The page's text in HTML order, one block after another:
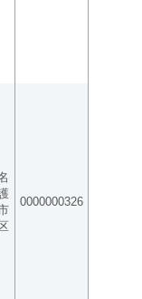
区
0000000326